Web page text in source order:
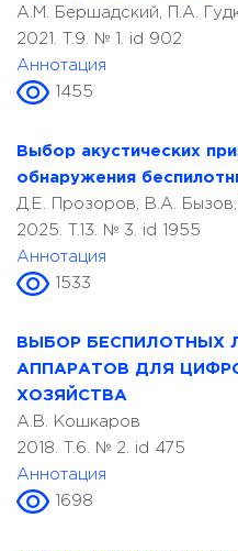
А.М. Бершадский, П.А.
2021. T.9. № 1. id 902
Аннотация
1455
Выбор акустических
обнаружения
Д.Е. Прозоров, В.А.
2025. T.13. № 3. id 1955
Аннотация
1533
ВЫБОР БЕСПИЛОТНЫХ
АППАРАТОВ ДЛЯ
ХОЗЯЙСТВА
А.В. Кошкаров
2018. T.6. № 2. id 475
Аннотация
1698